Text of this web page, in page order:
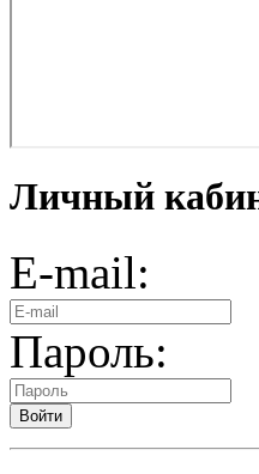
Личный
E-mail:
Пароль:
Войти